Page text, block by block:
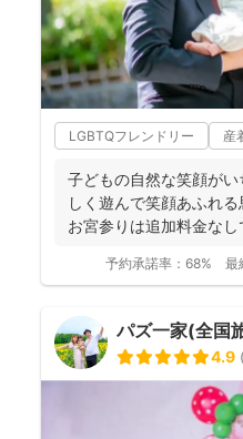
LGBTQフレンドリー 産
子どもの自然な笑顔が
しく遊んで笑顔あふれ
お宮参りは追加料金な
予約承諾率： 68% 最
パズ一家(全国
4.9 (